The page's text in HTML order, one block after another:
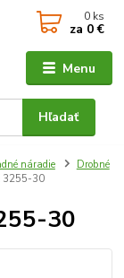
Menu
Hľadať
0 ks
za 0 €
náradie
Drobné
3255-30
30